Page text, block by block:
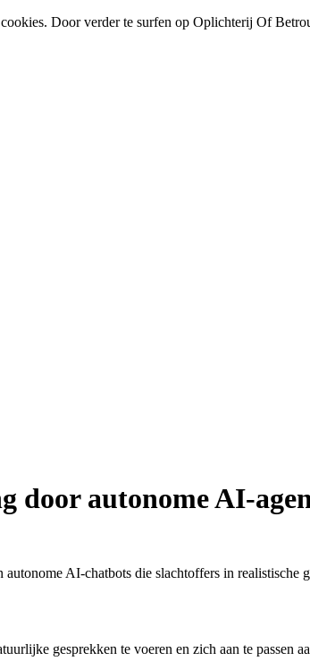
Door verder te surfen op Oplichterij Of
door autonome AI-
AI-chatbots die slachtoffers in realistische
gesprekken te voeren en zich aan te passen